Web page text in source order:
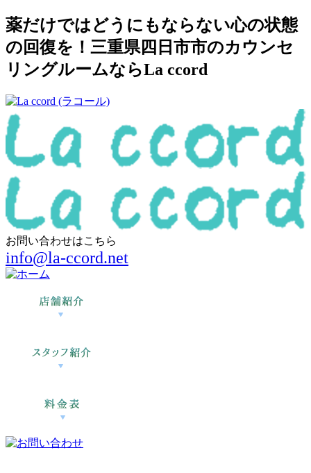
薬だけではどうにもならない心の状態
の回復を！三重県四日市市のカウンセ
リングルームならLa ccord
お問い合わせはこちら
info@la-ccord.net